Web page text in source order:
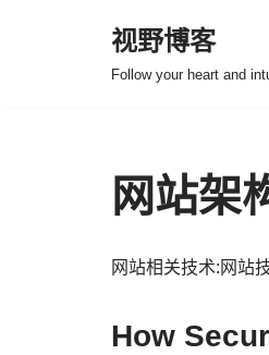
视野博客
Follow your heart and
网站架
网站相关技术:网站
How